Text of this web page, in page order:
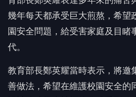
幾年每天都承受巨大煎熬，希望
園安全問題，給受害家庭及目睹
代。
教育部長鄭英耀當時表示，將邀
善做法，希望在維護校園安全的